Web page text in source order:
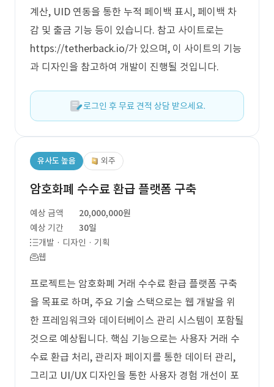
계산, UID 연동을 통한 누적 페이백 표시, 페이백 차
감 및 출금 기능 등이 있습니다. 참고 사이트로는
https://tetherback.io/가 있으며, 이 사이트의 기능
과 디자인을 참고하여 개발이 진행될 것입니다.
로그인 후 무료 견적 상담 받으세요.
유사도 높음 외주
암호화폐 수수료 환급 플랫폼 구축
예상 금액
20,000,000원
예상 기간
30일
개발 · 디자인 · 기획
웹
프로젝트는 암호화폐 거래 수수료 환급 플랫폼 구축
을 목표로 하며, 주요 기술 스택으로는 웹 개발을 위
한 프레임워크와 데이터베이스 관리 시스템이 포함될
것으로 예상됩니다. 핵심 기능으로는 사용자 거래 수
수료 환급 처리, 관리자 페이지를 통한 데이터 관리,
그리고 UI/UX 디자인을 통한 사용자 경험 개선이 포